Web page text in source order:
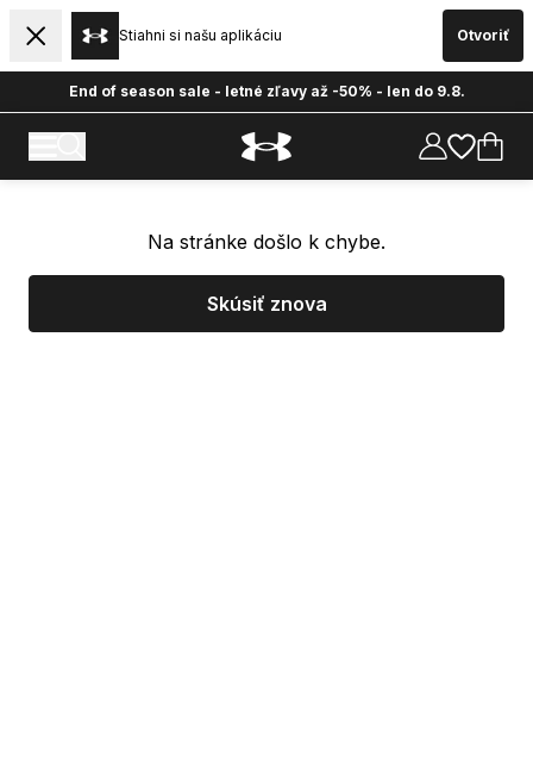
Stiahni si našu aplikáciu Otvoriť
End of season sale - letné zľavy až -50% - len do 9.8.
Na stránke došlo k chybe.
Skúsiť znova